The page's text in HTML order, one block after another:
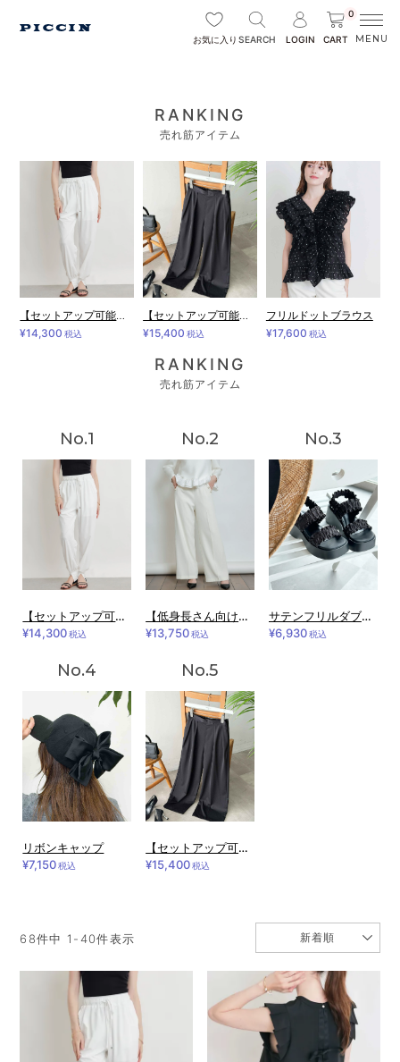
お気に入り SEARCH LOGIN
0
CART
RANKING
売れ筋アイテム
【セットアップ可能】接触冷感UVカットジョガーパンツ
¥14,300 税込
【セットアップ可能】ツータックワイドパンツ
¥15,400 税込
フリルドットブラウス
¥17,600 税込
RANKING
売れ筋アイテム
【セットアップ可能】接触冷感UVカットジョガーパンツ
¥14,300税込
【低身長さん向け】ハイウエスト センタープレス ポケットパールワイドパンツ
¥13,750税込
サテンフリルダブルストラップサンダル
¥6,930税込
リボンキャップ
¥7,150税込
【セットアップ可能】ツータックワイドパンツ
¥15,400税込
新着順
68件中 1 -40件表示